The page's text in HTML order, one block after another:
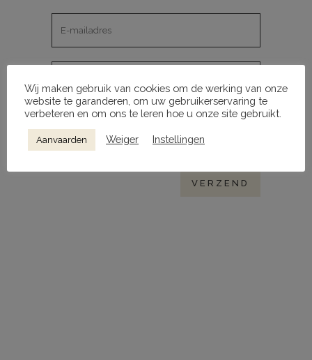
Mijn naam, e-mail en site opslaan in
deze browser voor de volgende keer
Wij maken gebruik van cookies om de werking van onze
website te garanderen, om uw gebruikerservaring te
verbeteren en om ons te leren hoe u onze site gebruikt.
Aanvaarden Weiger Instellingen